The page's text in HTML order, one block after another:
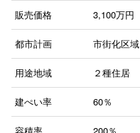
販売価格 3,100万円
都市計画 市街化区域
用途地域 ２種住居
建ぺい率 60％